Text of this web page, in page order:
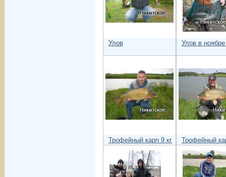
Улов Улов в
Трофейный карп 9 кг Трофейный